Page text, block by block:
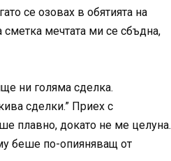
се озовах в обятията на
сметка мечтата ми се сбъдна,
ни голяма сделка.
сделки.” Приех с
плавно, докато не ме целуна.
беше по-опияняващ от